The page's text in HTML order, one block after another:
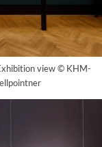
view © KHM-